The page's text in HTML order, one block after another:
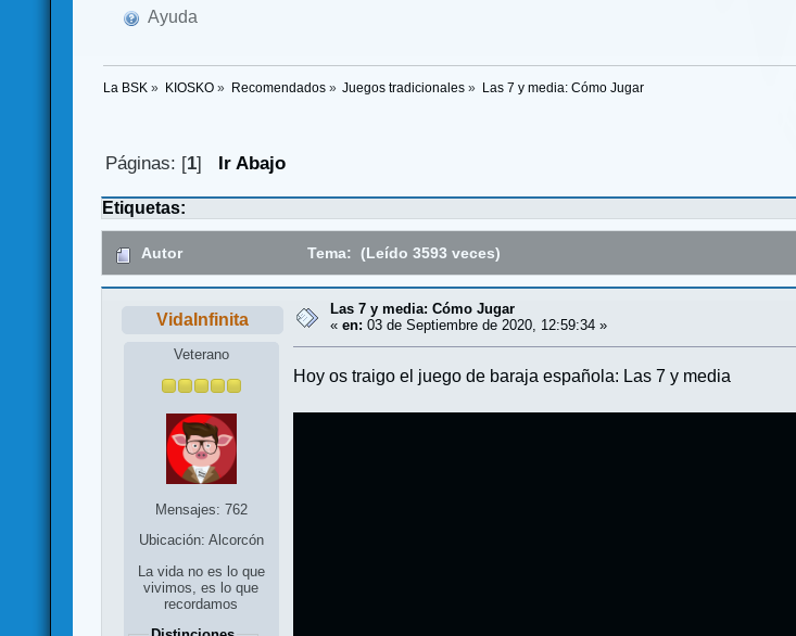
Ayuda
La BSK » KIOSKO» Recomendados» Juegos tradicionales » Las 7 y media: Cómo Jugar
Páginas: [1] Ir Abajo
Etiquetas:
Autor Tema: (Leído 3593 veces)
VidaInfinita
Veterano
Mensajes: 762
Ubicación: Alcorcón
La vida no es lo que
vivimos, es lo que
recordamos
Las 7 y media: Cómo Jugar
«en: 03 de Septiembre de 2020, 12:59:34 »
Hoy os traigo el juego de baraja española: Las 7 y media